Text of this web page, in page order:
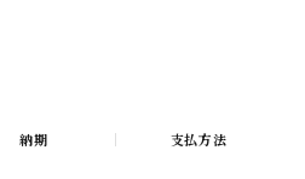
納期 支払方法